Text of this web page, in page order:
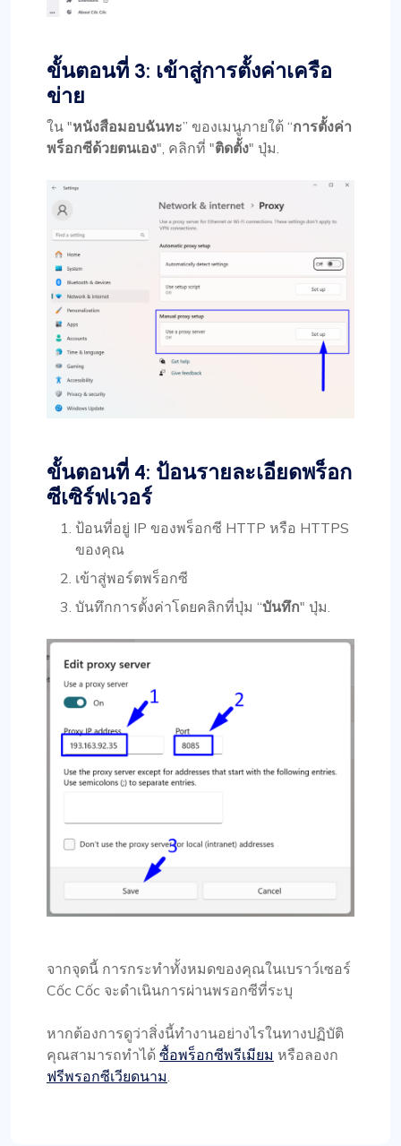
ขั้นตอนที่ 3: เข้าสู่การตั้งค่าเครือ
ข่าย
ใน "หนังสือมอบฉันทะ” ของเมนูภายใต้ “การตั้งค่า
พร็อกซีด้วยตนเอง", คลิกที่ "ติดตั้ง" ปุ่ม.
ขั้นตอนที่ 4: ป้อนรายละเอียดพร็อก
ซีเซิร์ฟเวอร์
ป้อนที่อยู่ IP ของพร็อกซี HTTP หรือ HTTPS
ของคุณ
เข้าสู่พอร์ตพร็อกซี
บันทึกการตั้งค่าโดยคลิกที่ปุ่ม “บันทึก" ปุ่ม.
จากจุดนี้ การกระทำทั้งหมดของคุณในเบราว์เซอร์
Cốc Cốc จะดำเนินการผ่านพรอกซีที่ระบุ
หากต้องการดูว่าสิ่งนี้ทำงานอย่างไรในทางปฏิบัติ
คุณสามารถทำได้ ซื้อพร็อกซีพรีเมียม หรือลองก
ฟรีพรอกซีเวียดนาม.